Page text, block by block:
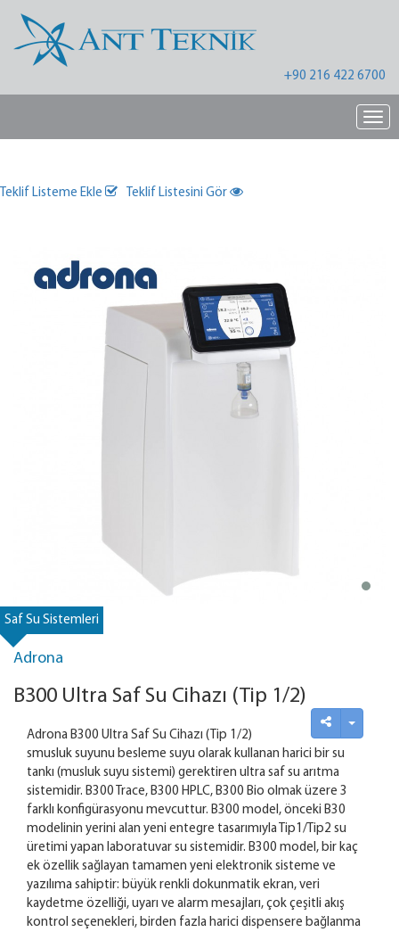
+90 216 422 6700
Teklif Listeme Ekle Teklif Listesini Gör
Saf Su Sistemleri
Adrona
B300 Ultra Saf Su Cihazı (Tip 1/2)
Adrona B300 Ultra Saf Su Cihazı (Tip 1/2)
smusluk suyunu besleme suyu olarak kullanan harici bir su
tankı (musluk suyu sistemi) gerektiren ultra saf su arıtma
sistemidir. B300 Trace, B300 HPLC, B300 Bio olmak üzere 3
farklı konfigürasyonu mevcuttur. B300 model, önceki B30
modelinin yerini alan yeni entegre tasarımıyla Tip1/Tip2 su
üretimi yapan laboratuvar su sistemidir. B300 model, bir kaç
ek özellik sağlayan tamamen yeni elektronik sisteme ve
yazılıma sahiptir: büyük renkli dokunmatik ekran, veri
kaydetme özelliği, uyarı ve alarm mesajları, çok çeşitli akış
kontrol seçenekleri, birden fazla harici dispensere bağlanma